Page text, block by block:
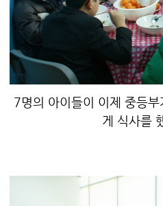
7명의 아이들이 이제 중등
게 식사를